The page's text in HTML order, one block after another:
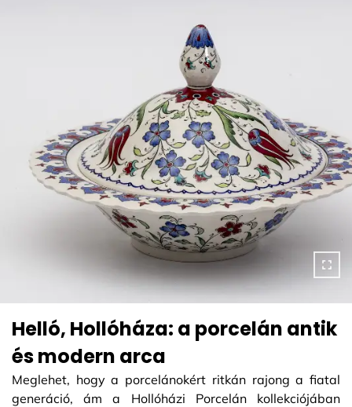
Helló, Hollóháza: a porcelán antik
és modern arca
Meglehet, hogy a porcelánokért ritkán rajong a fiatal
generáció, ám a Hollóházi Porcelán kollekciójában